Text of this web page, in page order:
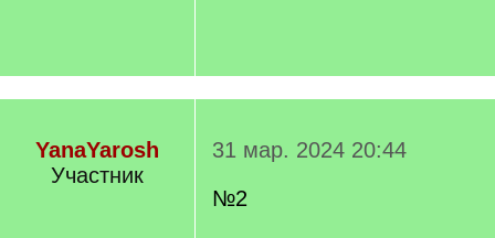
YanaYarosh
Участник
31 мар. 2024 20:44
№2